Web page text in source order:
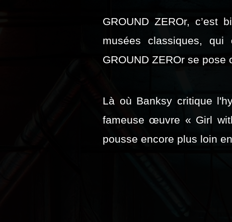
GROUND ZEROr, c’est
musées classiques,
GROUND ZEROr se
Là où Banksy critique
fameuse œuvre « Girl
pousse encore plus loin